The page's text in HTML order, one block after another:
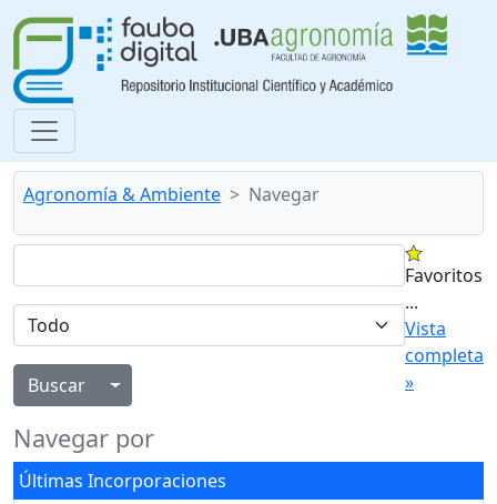
Agronomía & Ambiente Navegar
Alternar menú desplegable
Favoritos
...
Vista
completa
»
Navegar por
Últimas Incorporaciones